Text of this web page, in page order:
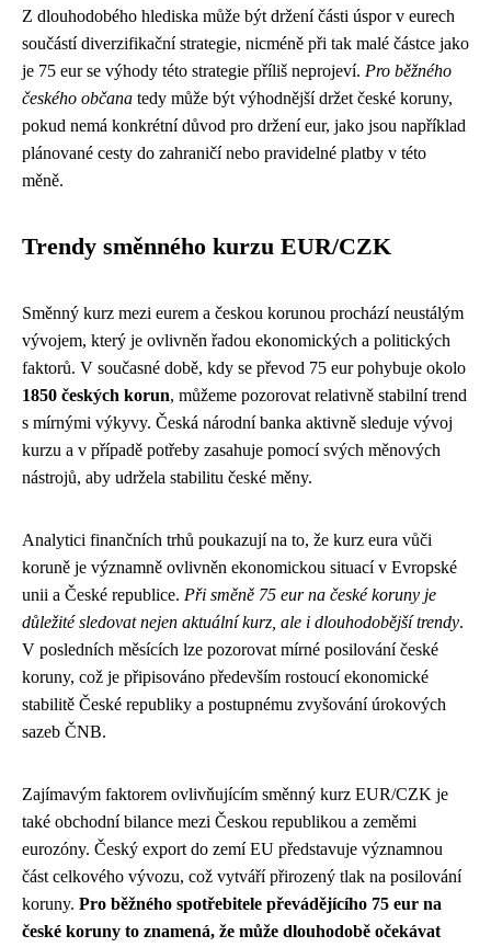
Z dlouhodobého hlediska může být držení části úspor v eurech
součástí diverzifikační strategie, nicméně při tak malé částce jako
je 75 eur se výhody této strategie příliš neprojeví. Pro běžného
českého občana tedy může být výhodnější držet české koruny,
pokud nemá konkrétní důvod pro držení eur, jako jsou například
plánované cesty do zahraničí nebo pravidelné platby v této
měně.
Trendy směnného kurzu EUR/CZK
Směnný kurz mezi eurem a českou korunou prochází neustálým
vývojem, který je ovlivněn řadou ekonomických a politických
faktorů. V současné době, kdy se převod 75 eur pohybuje okolo
1850 českých korun, můžeme pozorovat relativně stabilní trend
s mírnými výkyvy. Česká národní banka aktivně sleduje vývoj
kurzu a v případě potřeby zasahuje pomocí svých měnových
nástrojů, aby udržela stabilitu české měny.
Analytici finančních trhů poukazují na to, že kurz eura vůči
koruně je významně ovlivněn ekonomickou situací v Evropské
unii a České republice. Při směně 75 eur na české koruny je
důležité sledovat nejen aktuální kurz, ale i dlouhodobější trendy.
V posledních měsících lze pozorovat mírné posilování české
koruny, což je připisováno především rostoucí ekonomické
stabilitě České republiky a postupnému zvyšování úrokových
sazeb ČNB.
Zajímavým faktorem ovlivňujícím směnný kurz EUR/CZK je
také obchodní bilance mezi Českou republikou a zeměmi
eurozóny. Český export do zemí EU představuje významnou
část celkového vývozu, což vytváří přirozený tlak na posilování
koruny. Pro běžného spotřebitele převádějícího 75 eur na
české koruny to znamená, že může dlouhodobě očekávat